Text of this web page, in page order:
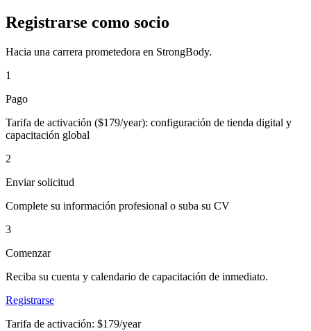
Registrarse como socio
Hacia una carrera prometedora en StrongBody.
1
Pago
Tarifa de activación ($179/year): configuración de tienda digital y
capacitación global
2
Enviar solicitud
Complete su información profesional o suba su CV
3
Comenzar
Reciba su cuenta y calendario de capacitación de inmediato.
Registrarse
Tarifa de activación: $179/year